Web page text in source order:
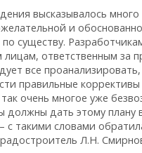
высказывалось много
и
существу.
ответственным за
все
правильные
очень многое уже
должны дать этому плану
с такими словами
Л.Н.